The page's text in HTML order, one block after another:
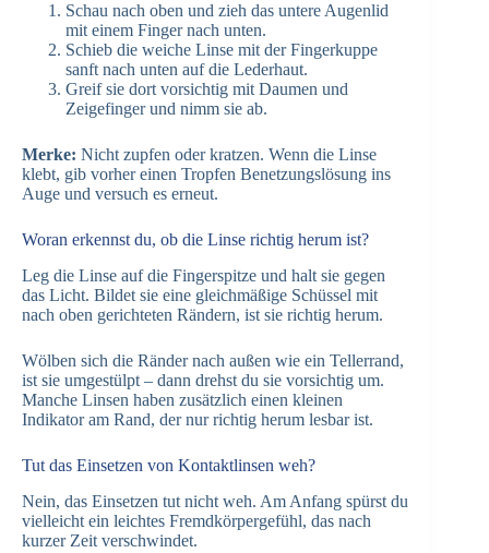
Schau nach oben und zieh das untere Augenlid
mit einem Finger nach unten.
Schieb die weiche Linse mit der Fingerkuppe
sanft nach unten auf die Lederhaut.
Greif sie dort vorsichtig mit Daumen und
Zeigefinger und nimm sie ab.
Merke: Nicht zupfen oder kratzen. Wenn die Linse
klebt, gib vorher einen Tropfen Benetzungslösung ins
Auge und versuch es erneut.
Woran erkennst du, ob die Linse richtig herum ist?
Leg die Linse auf die Fingerspitze und halt sie gegen
das Licht. Bildet sie eine gleichmäßige Schüssel mit
nach oben gerichteten Rändern, ist sie richtig herum.
Wölben sich die Ränder nach außen wie ein Tellerrand,
ist sie umgestülpt – dann drehst du sie vorsichtig um.
Manche Linsen haben zusätzlich einen kleinen
Indikator am Rand, der nur richtig herum lesbar ist.
Tut das Einsetzen von Kontaktlinsen weh?
Nein, das Einsetzen tut nicht weh. Am Anfang spürst du
vielleicht ein leichtes Fremdkörpergefühl, das nach
kurzer Zeit verschwindet.